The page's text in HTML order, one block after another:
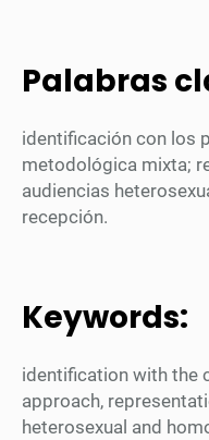
Palabras
identificación con los
metodológica mixta;
audiencias
recepción.
Keywords:
identification with the
approach,
heterosexual and